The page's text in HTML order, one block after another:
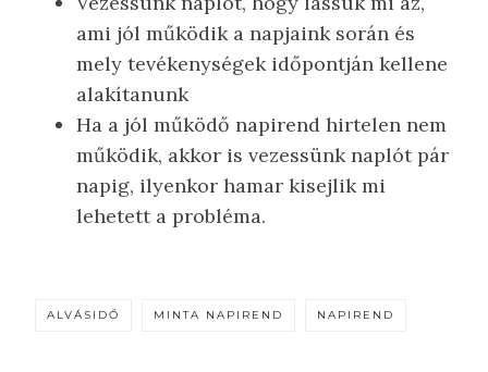
ami jól működik a napjaink során és
mely tevékenységek időpontján kellene
alakítanunk
Ha a jól működő napirend hirtelen nem
működik, akkor is vezessünk naplót pár
napig, ilyenkor hamar kisejlik mi
lehetett a probléma.
ALVÁSIDŐ MINTA NAPIREND NAPIREND